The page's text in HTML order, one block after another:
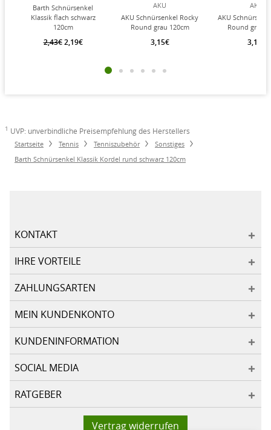
Barth Schnürsenkel
Klassik flach schwarz
120cm
2,43€ 2,19€
AKU
AKU Schnürsenkel Rocky
Round grau 120cm
3,15€
AKU
AKU
Round grau
3,15€
1 UVP: unverbindliche Preisempfehlung des Herstellers
Startseite Tennis Tenniszubehör
Sonstiges
Barth Schnürsenkel Klassik Kordel rund schwarz 120cm
KONTAKT
IHRE VORTEILE
ZAHLUNGSARTEN
MEIN KUNDENKONTO
KUNDENINFORMATION
SOCIAL MEDIA
RATGEBER
Vertrag widerrufen